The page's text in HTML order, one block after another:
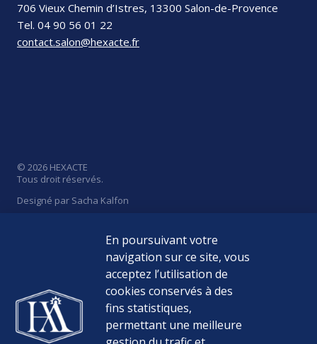
706 Vieux Chemin d’Istres, 13300 Salon-de-Provence
Tel. 04 90 56 01 22
contact.salon@hexacte.fr
© 2026 HEXACTE
Tous droit réservés.
Designé par Sacha Kalfon
Politique de Confidentialité
Mentions Légales
Médiateur de la consommation
En poursuivant votre
navigation sur ce site, vous
acceptez l’utilisation de
cookies conservés à des
fins statistiques,
permettant une meilleure